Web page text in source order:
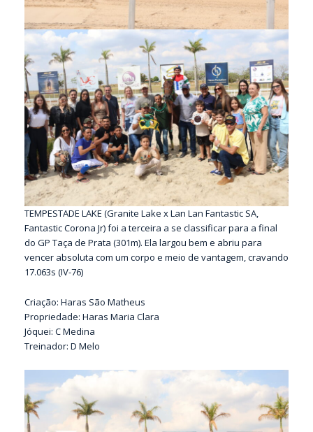
TEMPESTADE LAKE (Granite Lake x Lan Lan Fantastic SA,
Fantastic Corona Jr) foi a terceira a se classificar para a final
do GP Taça de Prata (301m). Ela largou bem e abriu para
vencer absoluta com um corpo e meio de vantagem, cravando
17.063s (IV-76)
Criação: Haras São Matheus
Propriedade: Haras Maria Clara
Jóquei: C Medina
Treinador: D Melo